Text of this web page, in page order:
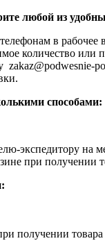
любой из
в рабочее
количество
способами:
экспедитору на
при получении
получении